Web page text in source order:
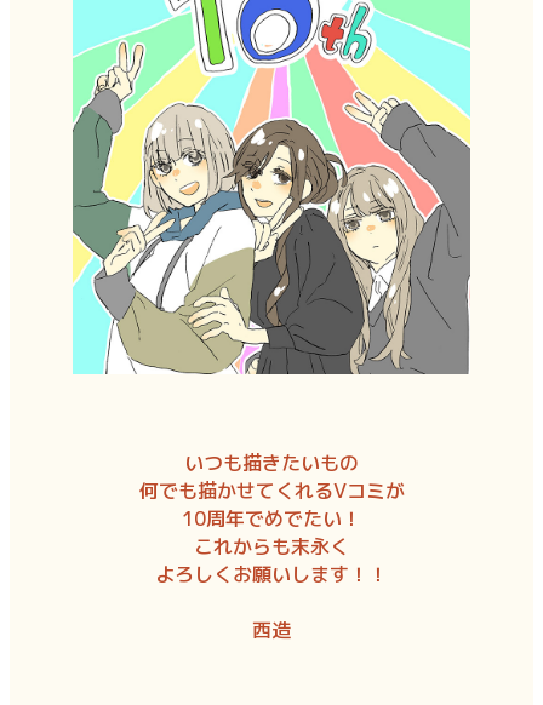
いつも描きたいもの
何でも描かせてくれるVコミが
10周年でめでたい！
これからも末永く
よろしくお願いします！！
西造